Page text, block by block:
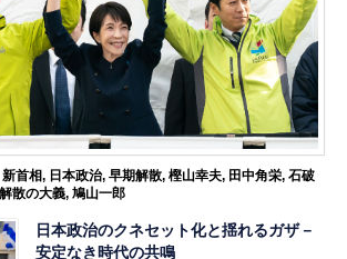
新首相, 日本政治, 早期解散, 樫山幸夫, 田中角栄, 石破
解散の大義,鳩山一郎
日本政治のクネセット化と揺れるガザ－
安定なき時代の共鳴